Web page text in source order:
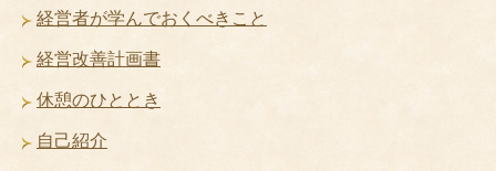
経営者が学んでおくべきこと
経営改善計画書
休憩のひととき
自己紹介